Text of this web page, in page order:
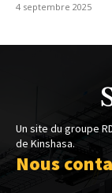
4 septembre 2025
Un site du groupe
de Kinshasa.
Nous